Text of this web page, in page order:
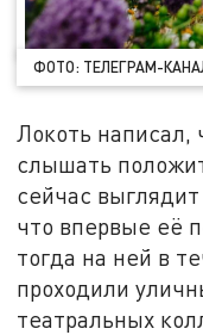
ФОТО: ТЕЛЕГРАМ-
Локоть написал,
слышать
сейчас
что впервые её
тогда на ней в
проходили
театральных